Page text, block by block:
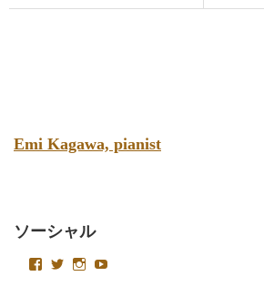
Emi Kagawa, pianist
ソーシャル
emikagawapianist
Velvetysound
Velvetysound